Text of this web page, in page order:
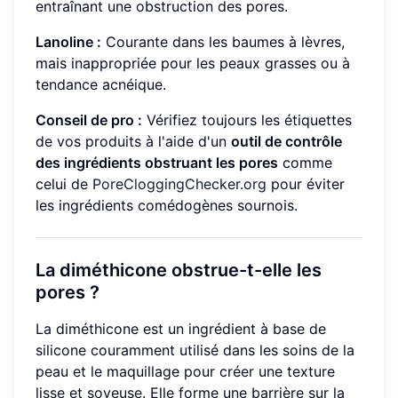
entraînant une obstruction des pores.
Lanoline : Courante dans les baumes à lèvres,
mais inappropriée pour les peaux grasses ou à
tendance acnéique.
Conseil de pro : Vérifiez toujours les étiquettes
de vos produits à l'aide d'un outil de contrôle
des ingrédients obstruant les pores comme
celui de PoreCloggingChecker.org pour éviter
les ingrédients comédogènes sournois.
La diméthicone obstrue-t-elle les
pores ?
La diméthicone est un ingrédient à base de
silicone couramment utilisé dans les soins de la
peau et le maquillage pour créer une texture
lisse et soyeuse. Elle forme une barrière sur la